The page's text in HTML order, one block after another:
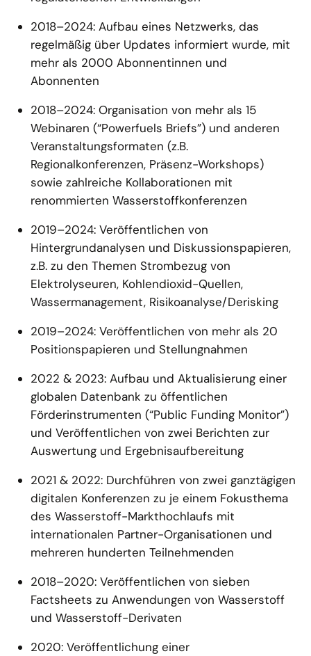
2018–2024: Aufbau eines Netzwerks, das
regelmäßig über Updates informiert wurde, mit
mehr als 2000 Abonnentinnen und
Abonnenten
2018–2024: Organisation von mehr als 15
Webinaren (“Powerfuels Briefs”) und anderen
Veranstaltungsformaten (z.B.
Regionalkonferenzen, Präsenz-Workshops)
sowie zahlreiche Kollaborationen mit
renommierten Wasserstoffkonferenzen
2019–2024: Veröffentlichen von
Hintergrundanalysen und Diskussionspapieren,
z.B. zu den Themen Strombezug von
Elektrolyseuren, Kohlendioxid-Quellen,
Wassermanagement, Risikoanalyse/Derisking
2019–2024: Veröffentlichen von mehr als 20
Positionspapieren und Stellungnahmen
2022 & 2023: Aufbau und Aktualisierung einer
globalen Datenbank zu öffentlichen
Förderinstrumenten (“Public Funding Monitor”)
und Veröffentlichen von zwei Berichten zur
Auswertung und Ergebnisaufbereitung
2021 & 2022: Durchführen von zwei ganztägigen
digitalen Konferenzen zu je einem Fokusthema
des Wasserstoff-Markthochlaufs mit
internationalen Partner-Organisationen und
mehreren hunderten Teilnehmenden
2018–2020: Veröffentlichen von sieben
Factsheets zu Anwendungen von Wasserstoff
und Wasserstoff-Derivaten
2020: Veröffentlichung einer